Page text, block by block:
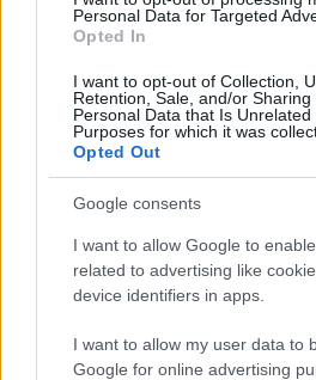
consent section.
Personal Data for Targeted
Opted In
I want to opt-out of Collection,
Retention, Sale, and/or Sharing
Personal Data that Is Unrelated
Purposes for which it was
Opted Out
Google consents
I want to allow Google to
related to advertising like
device identifiers in apps.
I want to allow my user data to
Google for online advertising